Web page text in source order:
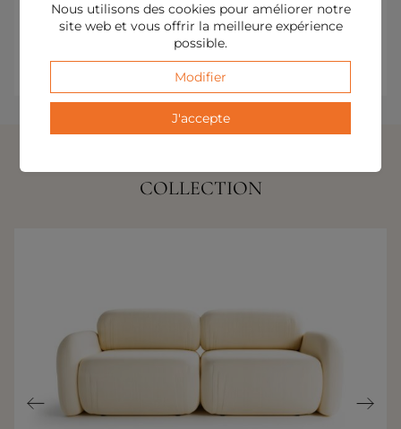
l’orange cannelle pour introduire chaleur et
confort dans l’intérieur, inspiré du coucher de
COLLECTION
Nous utilisons des cookies pour améliorer notre
site web et vous offrir la meilleure expérience
possible.
Modifier
J'accepte